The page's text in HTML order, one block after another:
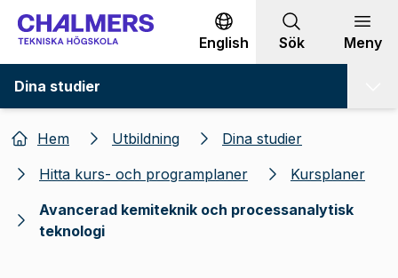
Gå till innehållet
English Sök Meny
Dina studier
Hem Utbildning
Dina studier
Hitta kurs- och programplaner
Kursplaner
Avancerad kemiteknik och processanalytisk
teknologi